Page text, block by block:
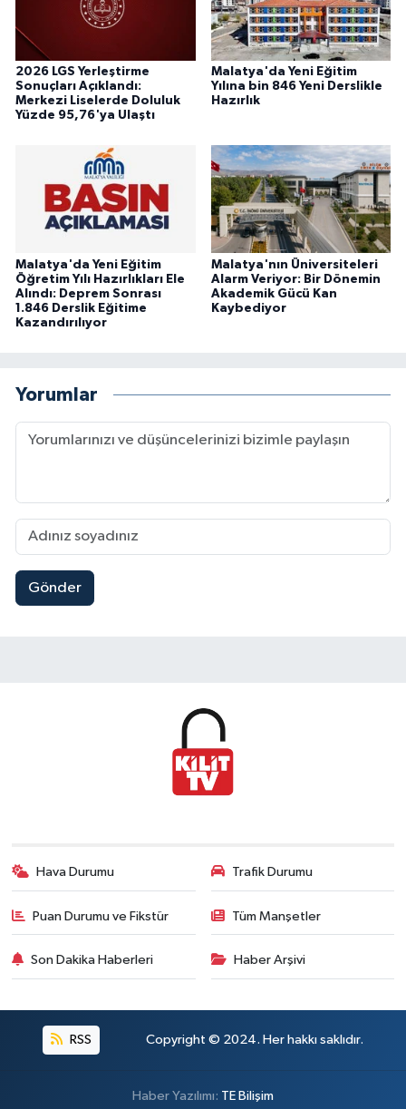
2026 LGS Yerleştirme
Sonuçları Açıklandı:
Merkezi Liselerde Doluluk
Yüzde 95,76'ya Ulaştı
Malatya'da Yeni Eğitim
Yılına bin 846 Yeni Derslikle
Hazırlık
Malatya'da Yeni Eğitim
Öğretim Yılı Hazırlıkları Ele
Alındı: Deprem Sonrası
1.846 Derslik Eğitime
Kazandırılıyor
Malatya'nın Üniversiteleri
Alarm Veriyor: Bir Dönemin
Akademik Gücü Kan
Kaybediyor
Yorumlar
Gönder
Hava Durumu Trafik Durumu
Puan Durumu ve Fikstür Tüm Manşetler
Son Dakika Haberleri Haber Arşivi
RSS Copyright © 2024. Her hakkı saklıdır.
Haber Yazılımı: TE Bilişim